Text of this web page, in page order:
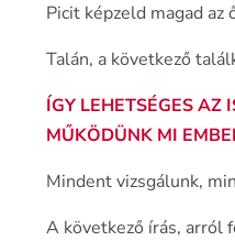
Picit képzeld magad az
Talán, a következő
ÍGY LEHETSÉGES AZ
MŰKÖDÜNK MI
Mindent vizsgálunk,
A következő írás, arról